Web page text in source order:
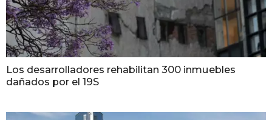
Los desarrolladores rehabilitan 300 inmuebles
dañados por el 19S